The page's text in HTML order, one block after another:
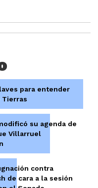
para entender
Tierras
su agenda de
Villarruel
contra
de cara a la sesión